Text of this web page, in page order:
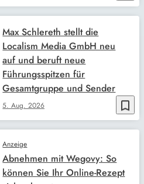
bookmark_border
5. Aug. 2026
Max Schlereth stellt die
Localism Media GmbH neu
auf und beruft neue
Führungsspitzen für
Gesamtgruppe und Sender
Anzeige
Abnehmen mit Wegovy: So
können Sie Ihr Online-Rezept